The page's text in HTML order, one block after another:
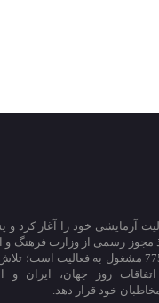
خبری قلم پرس از دی ماه سال 94 فعالیت آزمایشی خود را آغاز
سال 95 موفق به اخذ مجوز رسمی از وزارت
اسلامی شد. قلم پرس که با شماره مجوز 77544 مشغول به فعالیت
روز جهان، ایران و
خود قرار دهد.